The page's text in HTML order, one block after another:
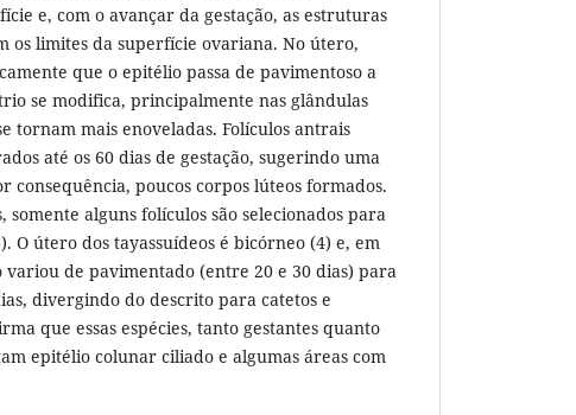
e, com o avançar da gestação, as estruturas
os limites da superfície ovariana. No útero,
que o epitélio passa de pavimentoso a
se modifica, principalmente nas glândulas
tornam mais enoveladas. Folículos antrais
até os 60 dias de gestação, sugerindo uma
consequência, poucos corpos lúteos formados.
somente alguns folículos são selecionados para
O útero dos tayassuídeos é bicórneo (4) e, em
variou de pavimentado (entre 20 e 30 dias) para
divergindo do descrito para catetos e
que essas espécies, tanto gestantes quanto
epitélio colunar ciliado e algumas áreas com